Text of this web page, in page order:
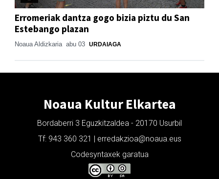
Erromeriak dantza gogo bizia piztu du San
Estebango plazan
Noaua Aldizkaria abu 03 URDAIAGA
Noaua Kultur Elkartea
Bordaberri 3 Eguzkitzaldea - 20170 Usurbil
Tf: 943 360 321 | erredakzioa@noaua.eus
Codesyntaxek garatua